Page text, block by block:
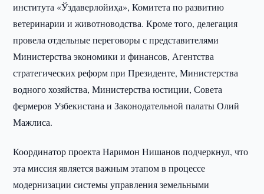
института «Ўздаверлойиҳа», Комитета по развитию
ветеринарии и животноводства. Кроме того, делегация
провела отдельные переговоры с представителями
Министерства экономики и финансов, Агентства
стратегических реформ при Президенте, Министерства
водного хозяйства, Министерства юстиции, Совета
фермеров Узбекистана и Законодательной палаты Олий
Мажлиса.
Координатор проекта Наримон Нишанов подчеркнул, что
эта миссия является важным этапом в процессе
модернизации системы управления земельными